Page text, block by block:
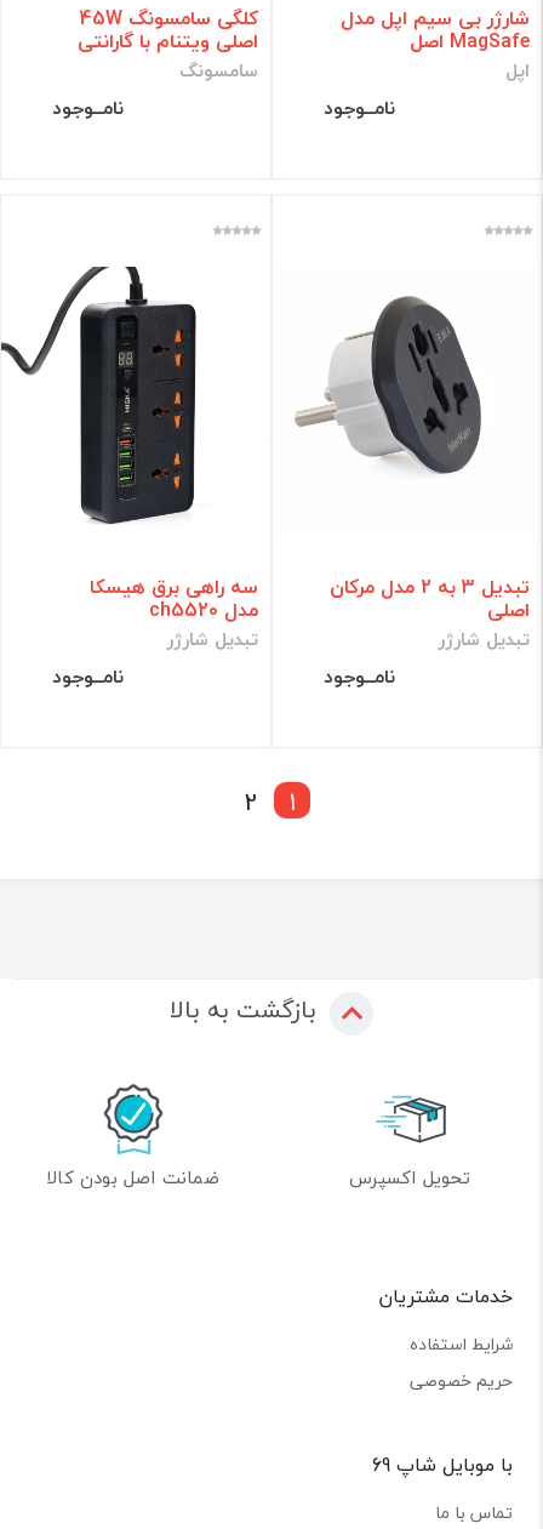
شارژر بی سیم اپل مدل
MagSafe اصل
اپل
نامــوجود
کلگی سامسونگ 45W
اصلی ویتنام با گارانتی
سامسونگ
نامــوجود
تبدیل 3 به 2 مدل مرکان
اصلی
تبدیل شارژر
نامــوجود
سه راهی برق هیسکا
مدل ch5520
تبدیل شارژر
نامــوجود
1
2
بازگشت به بالا
تحویل اکسپرس ضمانت اصل بودن کالا
خدمات مشتریان
شرایط استفاده
حریم خصوصی
با موبایل شاپ 69
تماس با ما